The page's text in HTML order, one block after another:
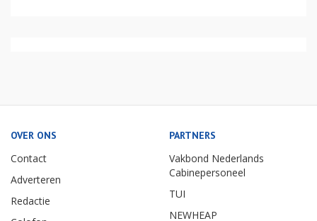
OVER ONS
Contact
Adverteren
Redactie
PARTNERS
Vakbond Nederlands
Cabinepersoneel
TUI
NEWHEAP